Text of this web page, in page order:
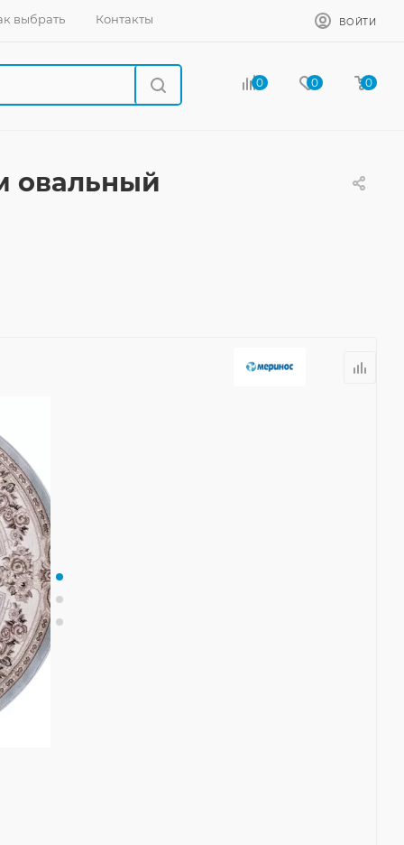
выбрать Контакты ВОЙТИ
0 0 0
овальный